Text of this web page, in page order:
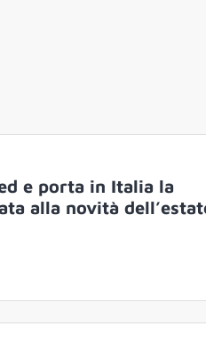
e porta in Italia la
alla novità